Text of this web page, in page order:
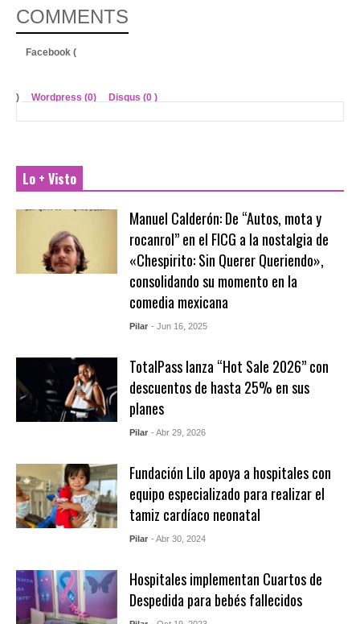
COMMENTS
Facebook (
) Wordpress (0) Disqus (0 )
Lo + Visto
Manuel Calderón: De “Autos, mota y
rocanrol” en el FICG a la nostalgia de
«Chespirito: Sin Querer Queriendo»,
consolidando su momento en la
comedia mexicana
Pilar - Jun 16, 2025
TotalPass lanza “Hot Sale 2026” con
descuentos de hasta 25% en sus
planes
Pilar - Abr 29, 2026
Fundación Lilo apoya a hospitales con
equipo especializado para realizar el
tamiz cardíaco neonatal
Pilar - Abr 30, 2024
Hospitales implementan Cuartos de
Despedida para bebés fallecidos